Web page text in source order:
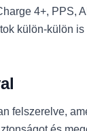
4+,
külön-külön
felszerelve,